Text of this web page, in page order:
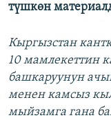
түшкөн
Кыргызстан
10 мамлекеттин
башкаруунун
менен камсыз
мыйзамга гана